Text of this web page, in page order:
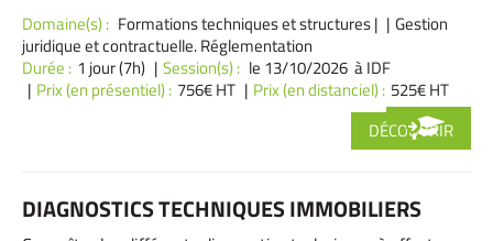
Domaine(s) : Formations techniques et structures|
Gestion
juridique et contractuelle. Réglementation
Durée : 1 jour (7h) Session(s) : le 13/10/2026 à IDF
Prix (en présentiel) : 756€ HT Prix (en distanciel) : 525€ HT
DÉCOUVRIR
DIAGNOSTICS TECHNIQUES IMMOBILIERS